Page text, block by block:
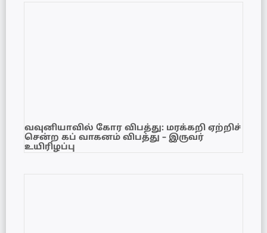
வவுனியாவில் கோர விபத்து: மரக்கறி ஏற்றிச்
சென்ற கப் வாகனம் விபத்து – இருவர்
உயிரிழப்பு